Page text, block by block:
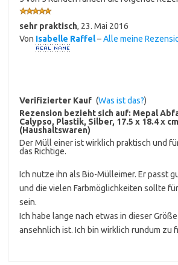
sehr praktisch, 23. Mai 2016
Von Isabelle Raffel–Alle meine
Verifizierter Kauf (Was ist das?)
Rezension bezieht sich auf: Mepal
Calypso, Plastik, Silber, 17.5 x 18.4 x
(Haushaltswaren)
Der Müll einer ist wirklich praktisch und
das Richtige.
Ich nutze ihn als Bio-Mülleimer. Er passt
und die vielen Farbmöglichkeiten sollte
sein.
Ich habe lange nach etwas in dieser
ansehnlich ist. Ich bin wirklich rundum zu